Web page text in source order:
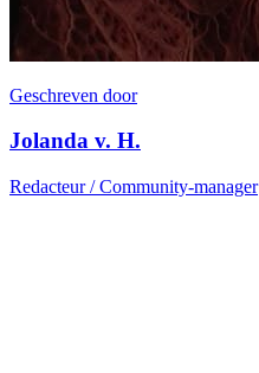
Geschreven door
Jolanda v. H.
Redacteur / Community-manager